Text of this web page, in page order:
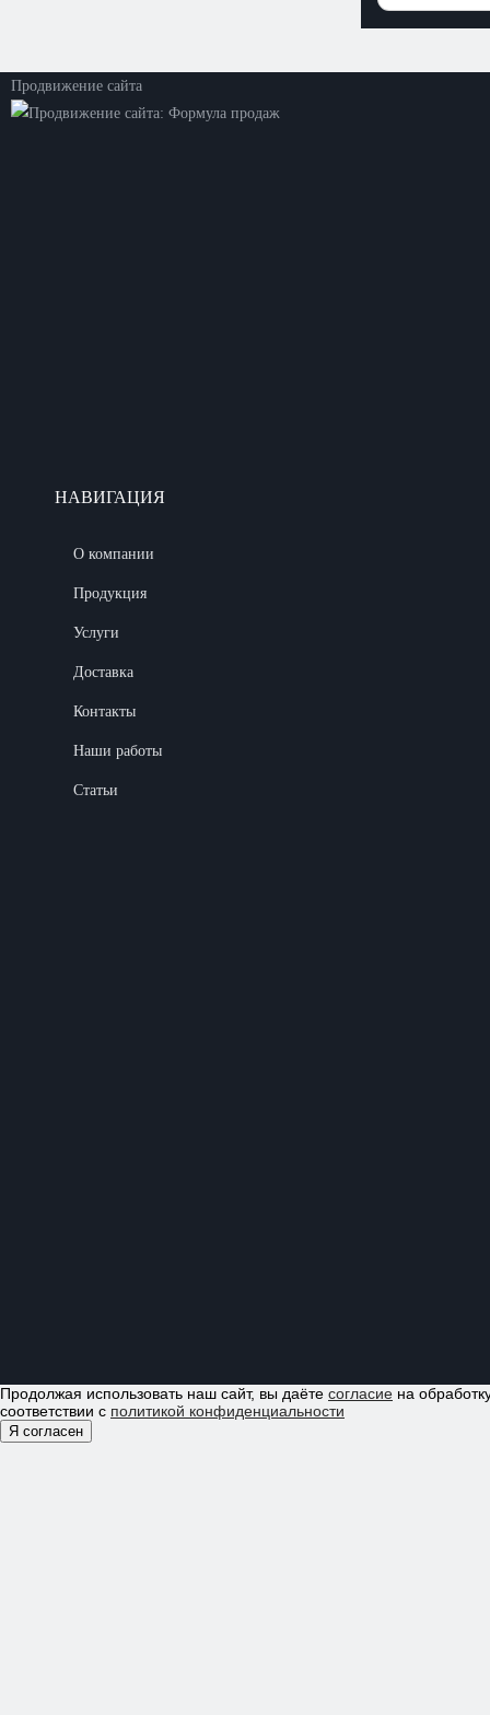
Продвижение сайта
НАВИГАЦИЯ
О компании
Продукция
Услуги
Доставка
Контакты
Наши работы
Статьи
Продолжая использовать наш сайт, вы даёте согласие на
соответствии с политикой конфиденциальности
Я согласен